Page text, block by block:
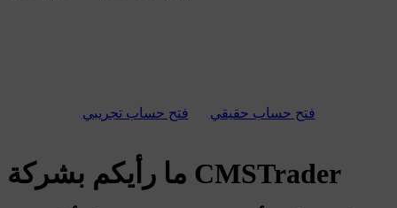
فتح حساب حقيقي فتح حساب تجريبي
ما رأيكم بشركة CMSTrader